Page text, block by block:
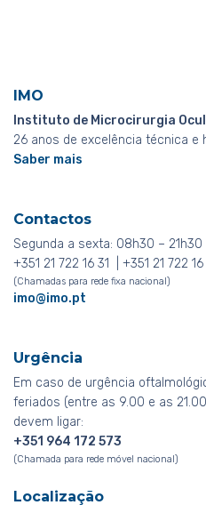
IMO
Instituto de Microcirurgia
26 anos de excelência técnica e
Saber mais
Contactos
Segunda a sexta: 08h30 – 21h30
+351 21 722 16 31 | +351 21 722
(Chamadas para rede fixa nacional)
imo@imo.pt
Urgência
Em caso de urgência
feriados (entre as 9.00 e as
devem ligar:
+351 964 172 573
(Chamada para rede móvel nacional)
Localização